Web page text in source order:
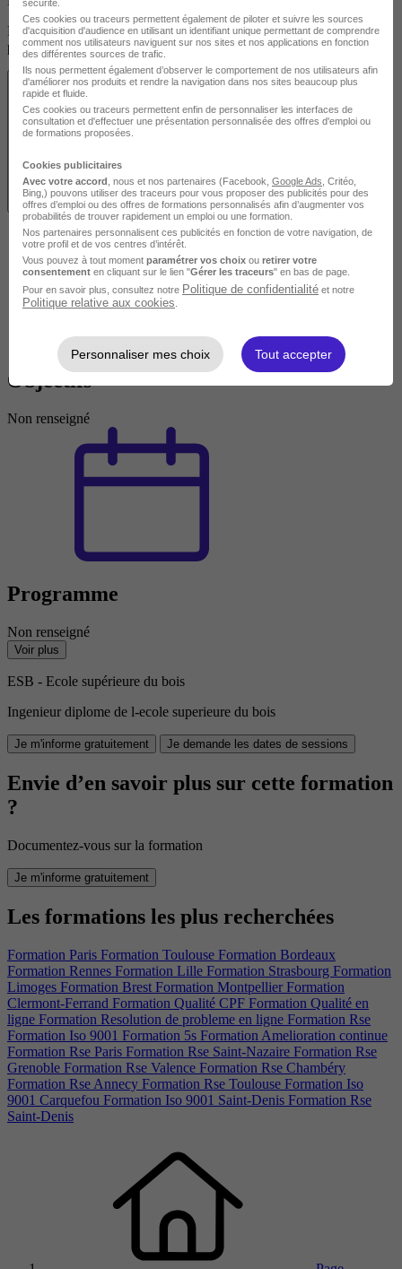
Découvrez les localités disponibles pour suivre cette formation en
présentiel.
Voir les localités
Objectifs
Non renseigné
Programme
Non renseigné
Voir plus
ESB - Ecole supérieure du bois
Ingenieur diplome de l-ecole superieure du bois
Je m'informe gratuitement Je demande les dates de sessions
Envie d’en savoir plus sur cette formation
?
Documentez-vous sur la formation
Je m'informe gratuitement
Les formations les plus recherchées
Formation Paris Formation Toulouse Formation Bordeaux
Formation Rennes Formation Lille Formation Strasbourg Formation
Limoges Formation Brest Formation Montpellier Formation
Clermont-Ferrand Formation Qualité CPF Formation Qualité en
ligne Formation Resolution de probleme en ligne Formation Rse
Formation Iso 9001 Formation 5s Formation Amelioration continue
Formation Rse Paris Formation Rse Saint-Nazaire Formation Rse
Grenoble Formation Rse Valence Formation Rse Chambéry
Formation Rse Annecy Formation Rse Toulouse Formation Iso
9001 Carquefou Formation Iso 9001 Saint-Denis Formation Rse
Saint-Denis
sécurité.
Ces cookies ou traceurs permettent également de piloter et suivre les sources
d'acquisition d'audience en utilisant un identifiant unique permettant de comprendre
comment nos utilisateurs naviguent sur nos sites et nos applications en fonction
des différentes sources de trafic.
Ils nous permettent également d’observer le comportement de nos utilisateurs afin
d'améliorer nos produits et rendre la navigation dans nos sites beaucoup plus
rapide et fluide.
Ces cookies ou traceurs permettent enfin de personnaliser les interfaces de
consultation et d'effectuer une présentation personnalisée des offres d'emploi ou
de formations proposées.
Cookies publicitaires
Avec votre accord , nous et nos partenaires (Facebook, Google Ads , Critéo,
Bing,) pouvons utiliser des traceurs pour vous proposer des publicités pour des
offres d’emploi ou des offres de formations personnalisés afin d’augmenter vos
probabilités de trouver rapidement un emploi ou une formation.
Nos partenaires personnalisent ces publicités en fonction de votre navigation, de
votre profil et de vos centres d’intérêt.
Vous pouvez à tout moment paramétrer vos choix ou retirer votre
consentement en cliquant sur le lien "Gérer les traceurs" en bas de page.
Pour en savoir plus, consultez notre Politique de confidentialité et notre
Politique relative aux cookies
Personnaliser mes choix Tout accepter